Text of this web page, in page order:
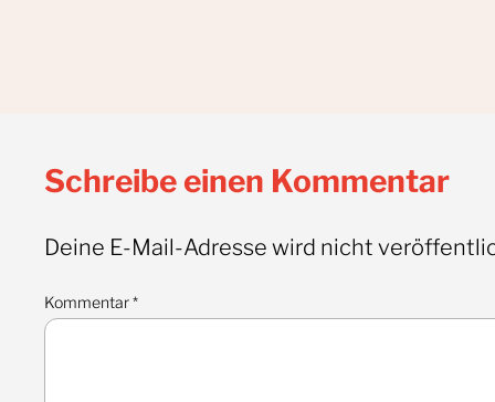
Schreibe einen Kommentar
Deine E-Mail-Adresse wird nicht
Kommentar*